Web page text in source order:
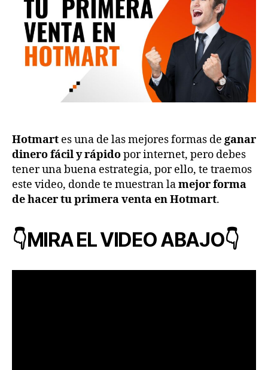
Hotmart es una de las mejores formas de ganar
dinero fácil y rápidopor internet, pero debes
tener una buena estrategia, por ello, te traemos
este video, donde te muestran lamejor forma
de hacer tu primera venta en Hotmart.
👇MIRA EL VIDEO ABAJO👇